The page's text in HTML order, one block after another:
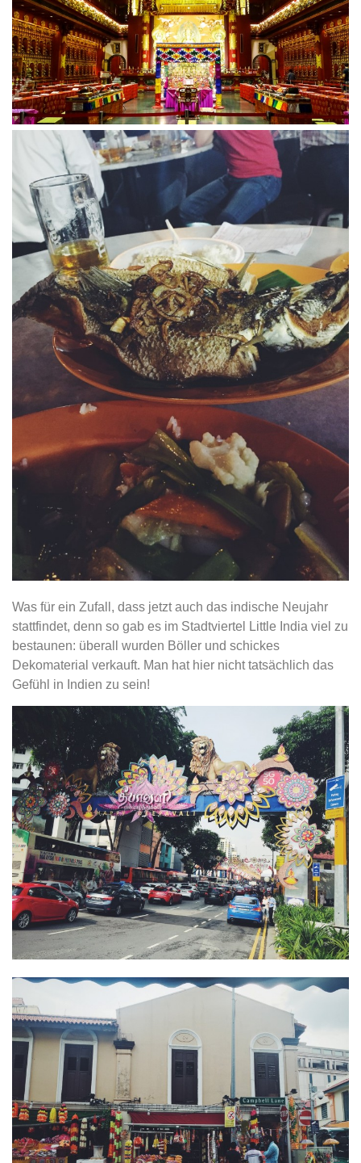
Was für ein Zufall, dass jetzt auch das indische Neujahr
stattfindet, denn so gab es im Stadtviertel Little India viel zu
bestaunen: überall wurden Böller und schickes
Dekomaterial verkauft. Man hat hier nicht tatsächlich das
Gefühl in Indien zu sein!